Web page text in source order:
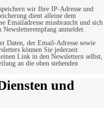
wir Ihre IP-Adresse und
dient alleine dem
Emailadresse missbraucht und sich
Newsletterempfang anmeldet.
Daten, der Email-Adresse sowie
können Sie jederzeit
Link in den Newslettern selbst,
an die oben stehenden
und